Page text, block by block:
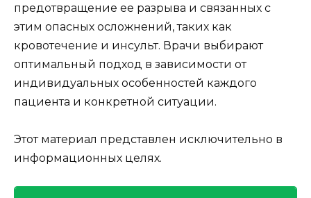
предотвращение ее разрыва и связанных с
этим опасных осложнений, таких как
кровотечение и инсульт. Врачи выбирают
оптимальный подход в зависимости от
индивидуальных особенностей каждого
пациента и конкретной ситуации.
Этот материал представлен исключительно в
информационных целях.